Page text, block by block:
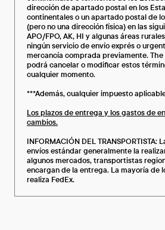
dirección de apartado postal en los
continentales o un apartado postal de
(pero no una dirección física) en las
APO/FPO, AK, HI y algunas áreas
ningún servicio de envío exprés o
mercancía comprada previamente. The
podrá cancelar o modificar estos
cualquier momento.
***Además, cualquier impuesto
Los plazos de entrega y los gastos de
cambios.
INFORMACIÓN DEL TRANSPORTISTA:
envíos estándar generalmente la
algunos mercados, transportistas
encargan de la entrega. La mayoría de
realiza FedEx.